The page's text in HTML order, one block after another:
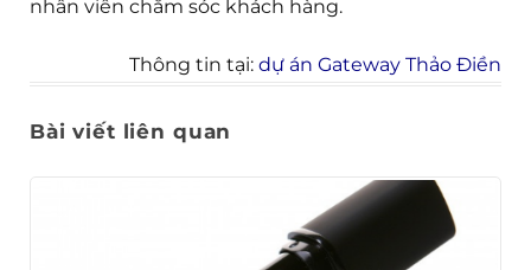
nhân viên chăm sóc khách hàng.
Thông tin tại: dự án Gateway Thảo Điền
Bài viết liên quan